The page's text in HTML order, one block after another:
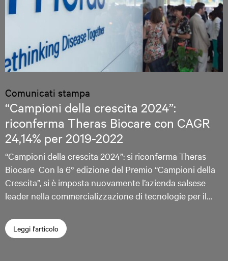
Comunicati stampa
“Campioni della crescita 2024”:
riconferma Theras Biocare con CAGR
24,14% per 2019-2022
“Campioni della crescita 2024”: si riconferma Theras
Biocare Con la 6° edizione del Premio “Campioni della
Crescita”, si è imposta nuovamente l’azienda salsese
leader nella commercializzazione di tecnologie per il…
Leggi l'articolo